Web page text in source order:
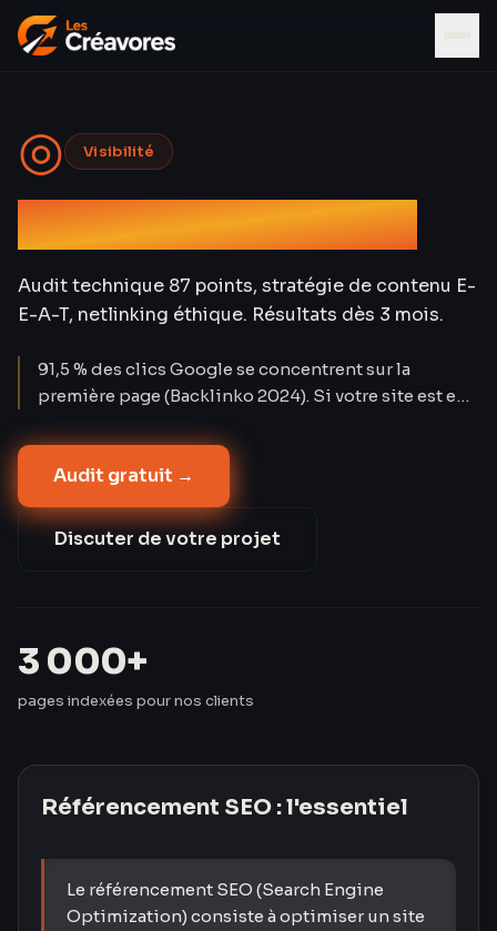
◎ Visibilité
Référencement SEO
Audit technique 87 points, stratégie de contenu E-
E-A-T, netlinking éthique. Résultats dès 3 mois.
91,5 % des clics Google se concentrent sur la
première page (Backlinko 2024). Si votre site est en
% des mots-clés ciblés en top 10 à 12 mois sur 30
projets — avec un coût par lead de 3,2 € contre 12-25
€ en Google Ads.
Audit gratuit →
Discuter de votre projet
3 000+
pages indexées pour nos clients
Référencement SEO : l'essentiel
Le référencement SEO (Search Engine
Optimization) consiste à optimiser un site